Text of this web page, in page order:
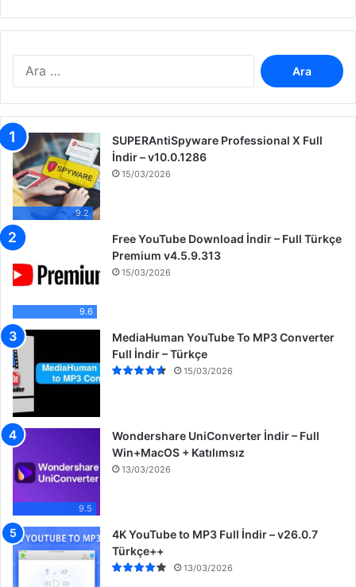
:
9.2
SUPERAntiSpyware Professional X Full
İndir – v10.0.1286
15/03/2026
9.6
Free YouTube Download İndir – Full Türkçe
Premium v4.5.9.313
15/03/2026
MediaHuman YouTube To MP3 Converter
Full İndir – Türkçe
15/03/2026
9.5
Wondershare UniConverter İndir – Full
Win+MacOS + Katılımsız
13/03/2026
4K YouTube to MP3 Full İndir – v26.0.7
Türkçe++
13/03/2026